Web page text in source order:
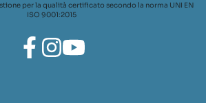
per la qualità certificato secondo la norma UNI EN
ISO 9001:2015